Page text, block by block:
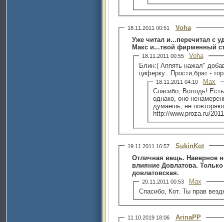
18.11.2011 00:51
Voha
Уже читал и...перечитал с
Макс и...твой фирменный
18.11.2011 00:55
Voha
Блин:( Аппять нажал"
циферку...Прости,брат -
18.11.2011 04:10
Max
Спасибо, Володь!
однако, оно
думаешь, не
http://www.proza.ru/
19.11.2011 16:57
SukinKot
Отличная вещь. Наверное
влияние Довлатова. Только
довлатовская.
20.11.2011 00:53
Max
Спасибо, Кот. Ты прав
11.10.2019 18:06
ArinaPP